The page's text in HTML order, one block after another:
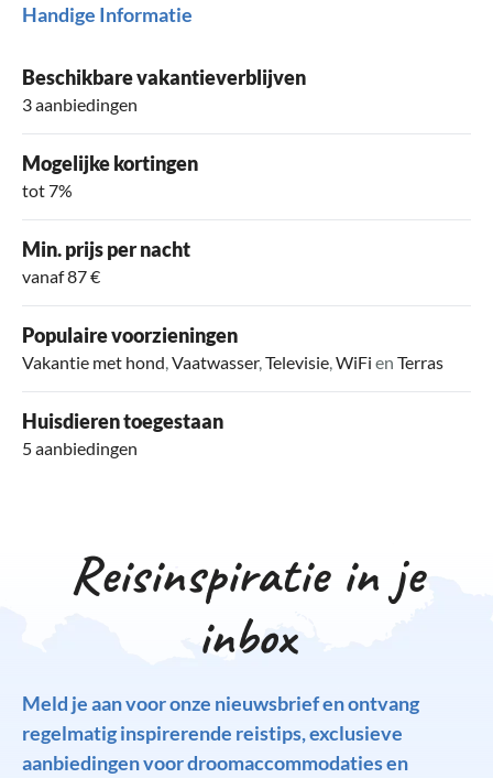
Handige Informatie
Beschikbare vakantieverblijven
3 aanbiedingen
Mogelijke kortingen
tot 7%
Min. prijs per nacht
vanaf 87 €
Populaire voorzieningen
Vakantie met hond,Vaatwasser,Televisie,WiFi en Terras
Huisdieren toegestaan
5 aanbiedingen
Reisinspiratie in je
inbox
Meld je aan voor onze nieuwsbrief en ontvang
regelmatig inspirerende reistips, exclusieve
aanbiedingen voor droomaccommodaties en